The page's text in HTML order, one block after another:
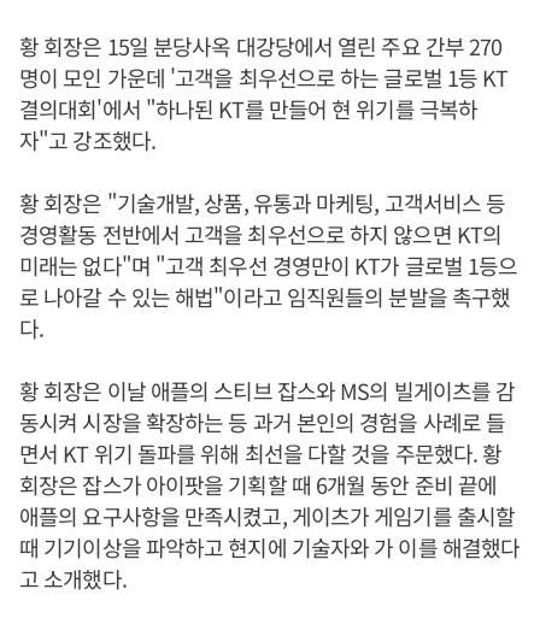
황 회장은 15일 분당사옥 대강당에서 열린 주요 간부 270
명이 모인 가운데 '고객을 최우선으로 하는 글로벌 1등 KT
결의대회'에서 "하나된 KT를 만들어 현 위기를 극복하
자"고 강조했다.
황 회장은 "기술개발, 상품, 유통과 마케팅, 고객서비스 등
경영활동 전반에서 고객을 최우선으로 하지 않으면 KT의
미래는 없다"며 "고객 최우선 경영만이 KT가 글로벌 1등으
로 나아갈 수 있는 해법"이라고 임직원들의 분발을 촉구했
다.
황 회장은 이날 애플의 스티브 잡스와 MS의 빌게이츠를 감
동시켜 시장을 확장하는 등 과거 본인의 경험을 사례로 들
면서 KT 위기 돌파를 위해 최선을 다할 것을 주문했다. 황
회장은 잡스가 아이팟을 기획할 때 6개월 동안 준비 끝에
애플의 요구사항을 만족시켰고, 게이츠가 게임기를 출시할
때 기기이상을 파악하고 현지에 기술자와 가 이를 해결했다
고 소개했다.